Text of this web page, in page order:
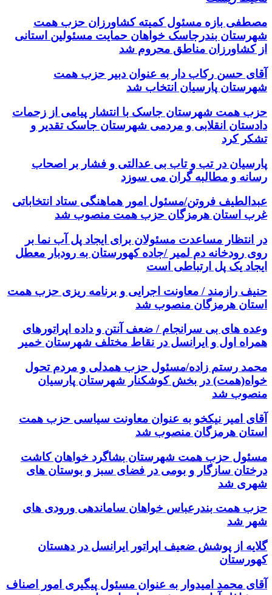
مصطفی بازه مسئول کمیته کشاورزان حزب همت
شهرستان بندرجاسک خواهان حمایت مسئولین استانی
از کشاورزان مناطق محروم شد
آقای حسن رکاب دار به عنوان دبیر حزب همت
شهرستان پارسیان انتخاب شد
حزب همت شهرستان جاسک با انتشار پیامی از زحمات
دادستان انقلابی و مردمی شهرستان جاسک تقدیر و
تشکر کرد
پارسیان در تب و تاب بی عدالتی و فشار بر اصحاب
رسانه و مطالبه گران می سوزد
عبدالطیف فروتن/مسئول امور هماهنگی ستاد انتخاباتی
غرب استان هرمزگان حزب همت منصوب شد
در انتظار مساعدت مسئولان برای ایجاد پل آب نما بر
روی رودخانه دم لمیر /جاده کهورستان به رودبار معطل
ایجاد یک پل ارتباطی است
حنیف رازمند / معاونت اجرایی و برنامه ریزی حزب همت
استان هرمزگان منصوب شد
وعده های بی سرانجام / ضعف آنتن و داده اپراتورهای
همراه اول و ایرانسل در نقاط مختلف شهرستان خمیر
محمد رستم زاده/مسئول حزب همدلی و مردم تحول
خواه(همت) در بخش کوشکنار شهرستان پارسیان
منصوب شد
آقای امیر نیکخو به عنوان معاونت سیاسی حزب همت
استان هرمزگان منصوب شد
مسئول حزب همت شهرستان بشاگرد خواهان کاشت
درختان سازگار و بومی در فضای سبز و بوستان های
شهری شد
حزب همت بندرعباس خواهان ساماندهی ورودی های
شهر شد
گلایه از پوشش ضعیف اپراتور ایرانسل در دهستان
کهورستان
آقای محمد امیدوار به عنوان مسئول پیگیری امور اصناف